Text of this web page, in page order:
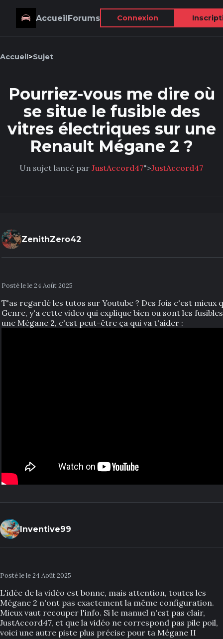
AccueilForums Connexion
Accueil>Sujet
Pourriez-vous me dire où
se situe le fusible des
vitres électriques sur une
Renault Mégane 2 ?
Un sujet lancé par JustAccord47">JustAccord47
ZenithZero42
Posté le le 24 Août 2025
T'as regardé les tutos sur Youtube ? Des fois c'est mieux
Genre, y'a cette video qui explique bien ou sont les
une Mégane 2, c'est peut-être ça qui va t'aider :
Inventive99
Posté le le 24 Août 2025
L'idée de la vidéo est bonne, mais attention, toutes les
Mégane 2 n'ont pas exactement la même configuration.
Mieux vaut recouper l'info. Si le manuel n'est pas clair,
JustAccord47, et que la vidéo ne correspond pas pile poil,
voici une autre piste plus précise pour ta Mégane II